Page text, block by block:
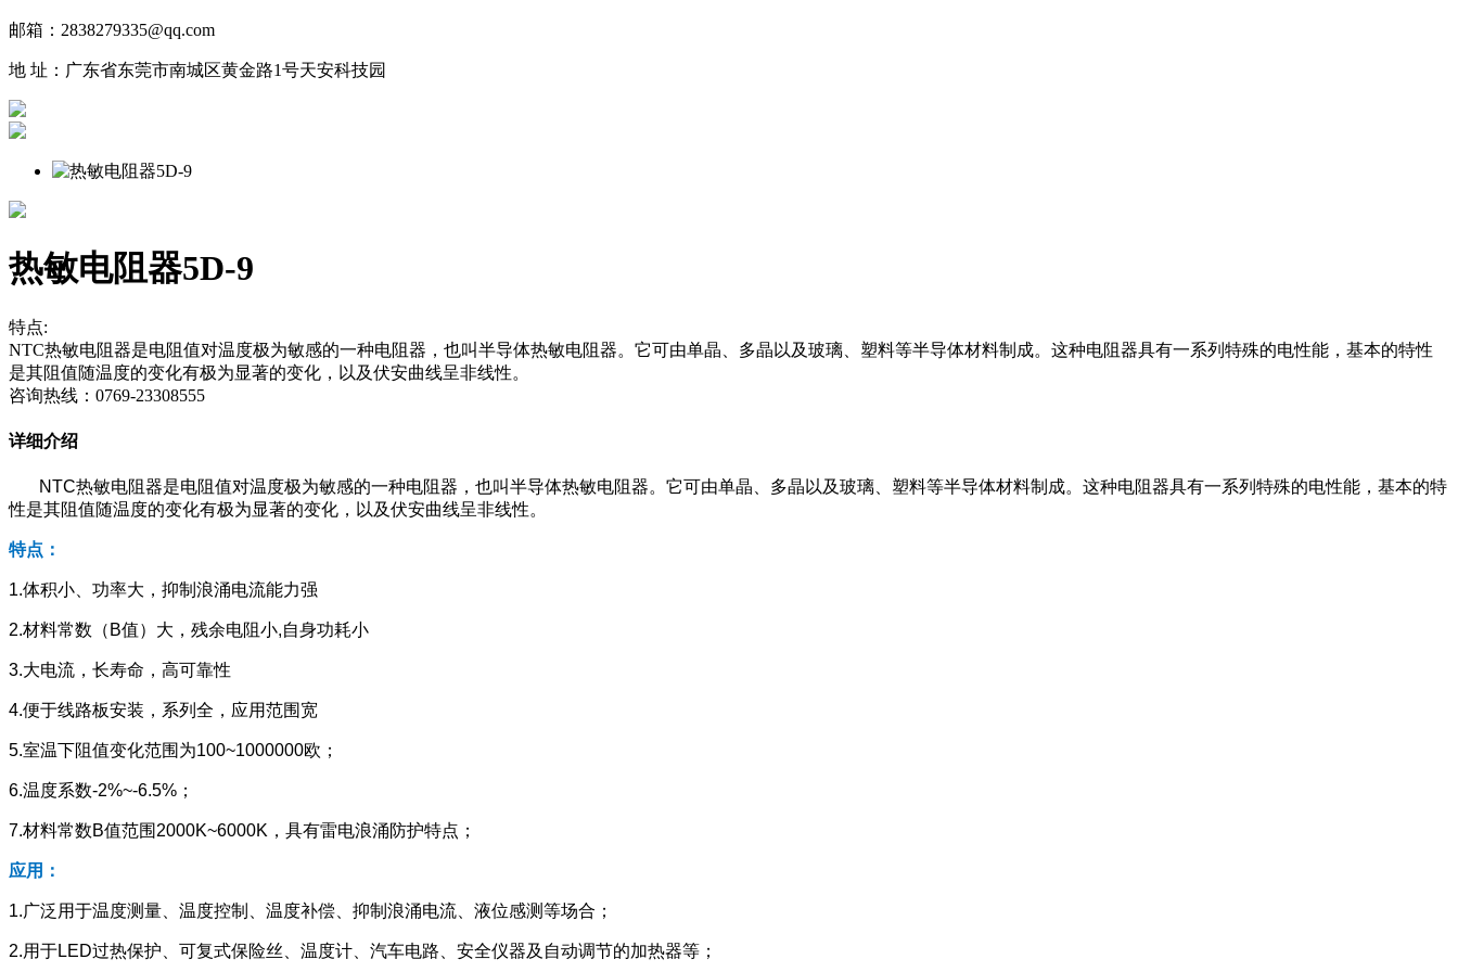
邮箱：2838279335@qq.com
地 址：广东省东莞市南城区黄金路1号天安科技园
热敏电阻器5D-9
特点:
NTC热敏电阻器是电阻值对温度极为敏感的一种电阻器，也叫半导体热敏电阻器。它可由单晶、多晶以及玻璃、塑料等半导体材料制成。这种电阻器具有一系列特殊的电性能，基本的特性
是其阻值随温度的变化有极为显著的变化，以及伏安曲线呈非线性。
咨询热线：0769-23308555
详细介绍
NTC热敏电阻器是电阻值对温度极为敏感的一种电阻器，也叫半导体热敏电阻器。它可由单晶、多晶以及玻璃、塑料等半导体材料制成。这种电阻器具有一系列特殊的电性能，基本的特
性是其阻值随温度的变化有极为显著的变化，以及伏安曲线呈非线性。
特点：
1.体积小、功率大，抑制浪涌电流能力强
2.材料常数（B值）大，残余电阻小,自身功耗小
3.大电流，长寿命，高可靠性
4.便于线路板安装，系列全，应用范围宽
5.室温下阻值变化范围为100~1000000欧；
6.温度系数-2%~-6.5%；
7.材料常数B值范围2000K~6000K，具有雷电浪涌防护特点；
应用：
1.广泛用于温度测量、温度控制、温度补偿、抑制浪涌电流、液位感测等场合；
2.用于LED过热保护、可复式保险丝、温度计、汽车电路、安全仪器及自动调节的加热器等；